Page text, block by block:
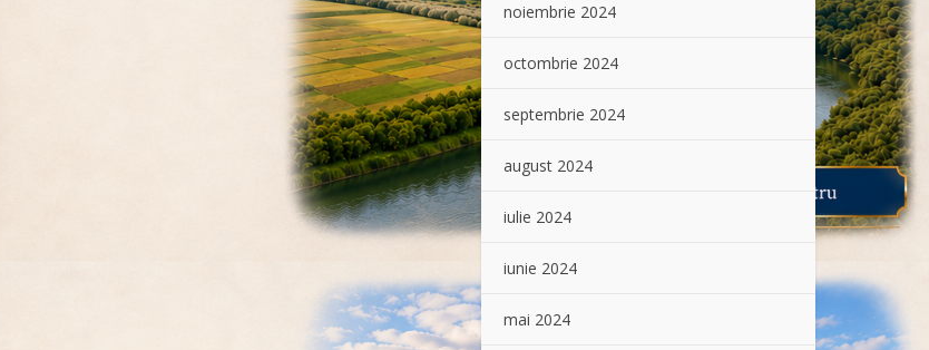
noiembrie 2024
octombrie 2024
septembrie 2024
august 2024
iulie 2024
iunie 2024
mai 2024